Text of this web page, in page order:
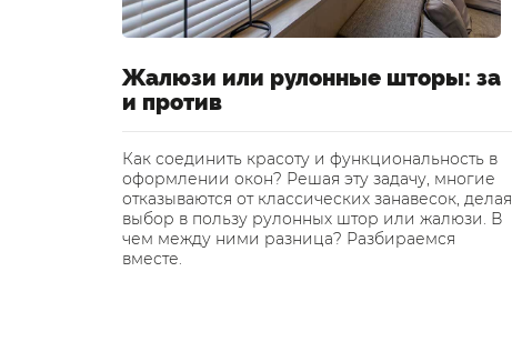
Жалюзи или рулонные шторы: за
и против
Как соединить красоту и функциональность в
оформлении окон? Решая эту задачу, многие
отказываются от классических занавесок, делая
выбор в пользу рулонных штор или жалюзи. В
чем между ними разница? Разбираемся
вместе.